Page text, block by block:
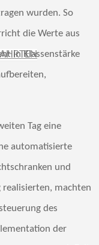
wurden. So
die Werte aus
in Klassenstärke
Tag eine
automatisierte
und
realisierten, machten
des
der